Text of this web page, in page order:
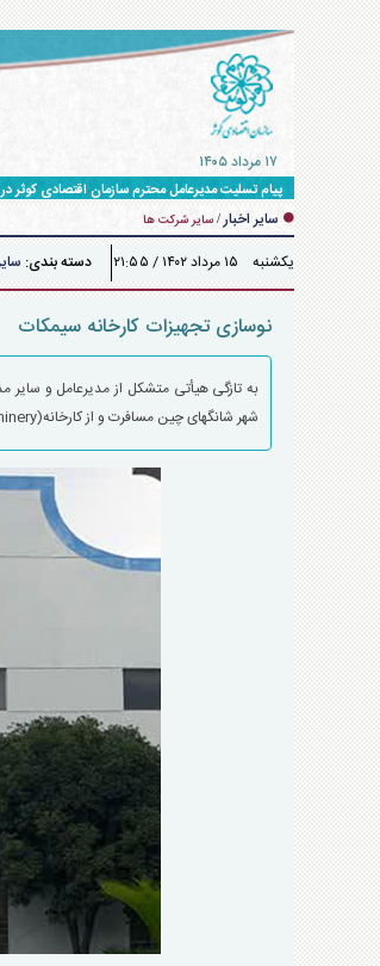
۱۷ مرداد ۱۴۰۵
پیام تسلیت مدیرعامل محترم سازمان اقتصادی کوثر
سایر اخبار / سایر شرکت ها
يکشنبه ۱۵ مرداد ۱۴۰۲ / ۲۱:۵۵ دسته بندی:
نوسازی تجهیزات کارخانه سیمکات
شهر شانگهای چین مسافرت و از کارخانه(M&J Machinery ) بازدید کردند و نسبت به آزمایش و خرید ماشین آلات مورد نیاز شرکت اقدامات لازم را به عمل آوردند.